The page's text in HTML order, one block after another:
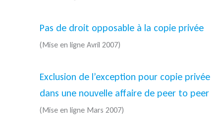
Pas de droit opposable à la copie privée
(Mise en ligne Avril 2007)
Exclusion de l’exception pour copie privée
dans une nouvelle affaire de peer to peer
(Mise en ligne Mars 2007)